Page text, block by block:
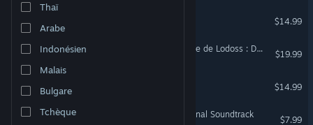
Voir version ordi. du site
Thaï
Arabe
Indonésien
Malais
Bulgare
Tchèque
$14.99
Les Chroniques de la guerre de Lodoss : Deedlit au Labyrinthe des merveilles
$19.99
$14.99
Touhou Luna Nights - Original Soundtrack
$7.99